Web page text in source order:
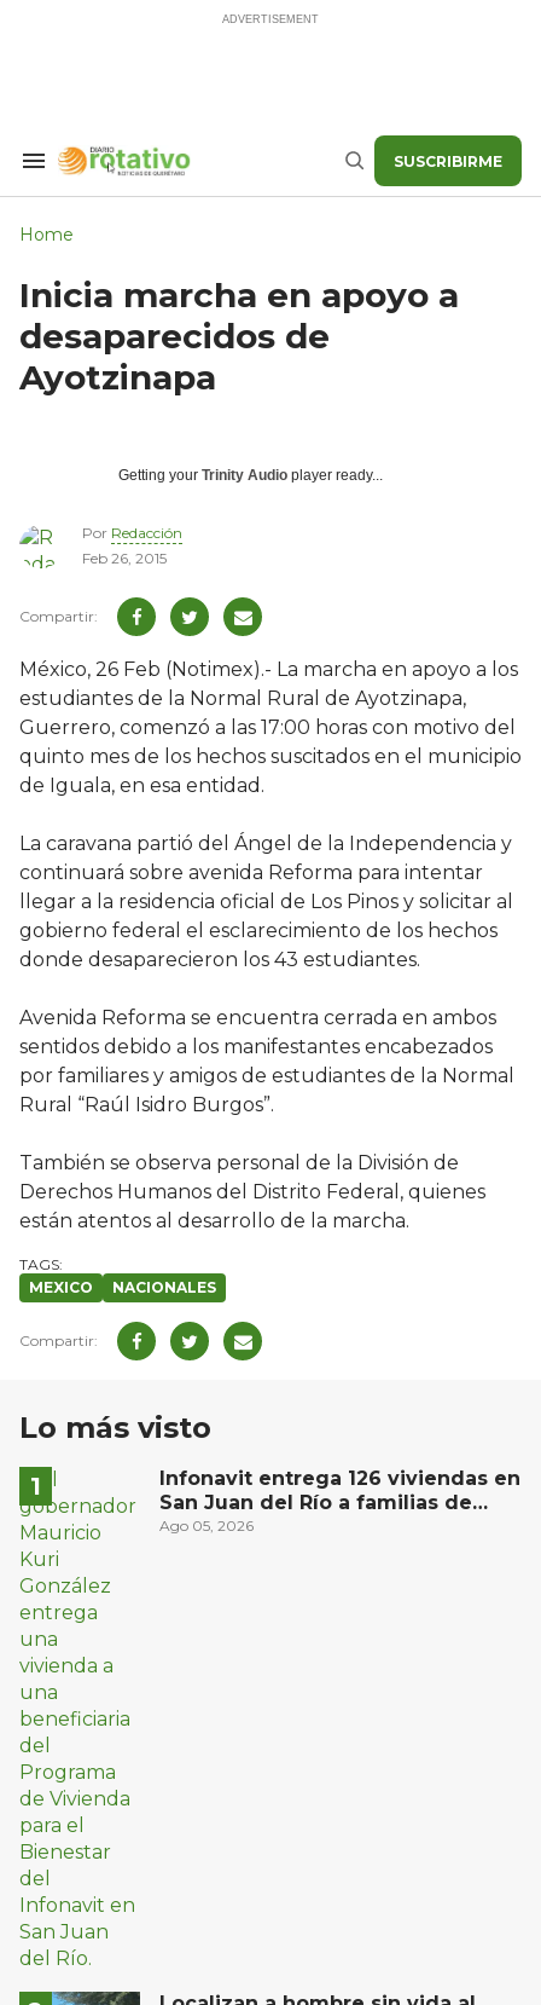
Search
Buscar SUSCRIBIRME
Home
Inicia marcha en apoyo a
desaparecidos de
Ayotzinapa
Getting your Trinity Audio player ready...
Por Redacción
Feb 26, 2015
México, 26 Feb (Notimex).- La marcha en apoyo a los
estudiantes de la Normal Rural de Ayotzinapa,
Guerrero, comenzó a las 17:00 horas con motivo del
quinto mes de los hechos suscitados en el municipio
de Iguala, en esa entidad.
La caravana partió del Ángel de la Independencia y
continuará sobre avenida Reforma para intentar
llegar a la residencia oficial de Los Pinos y solicitar al
gobierno federal el esclarecimiento de los hechos
donde desaparecieron los 43 estudiantes.
Avenida Reforma se encuentra cerrada en ambos
sentidos debido a los manifestantes encabezados
por familiares y amigos de estudiantes de la Normal
Rural “Raúl Isidro Burgos”.
También se observa personal de la División de
Derechos Humanos del Distrito Federal, quienes
están atentos al desarrollo de la marcha.
MEXICO NACIONALES
Lo más visto
Infonavit entrega 126 viviendas en
San Juan del Río a familias de
bajos ingresos
Ago 05, 2026